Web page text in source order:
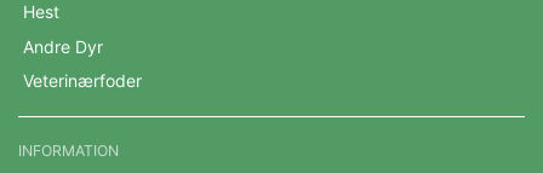
Hest
Andre Dyr
Veterinærfoder
INFORMATION